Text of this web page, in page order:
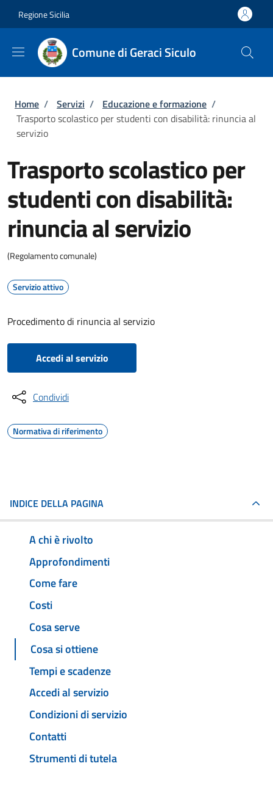
Regione Sicilia
Comune di Geraci Siculo
Briciole di pane
Home / Servizi / Educazione e formazione /
Trasporto scolastico per studenti con disabilità: rinuncia al
servizio
Trasporto scolastico per
studenti con disabilità:
rinuncia al servizio
(Regolamento comunale)
Servizio attivo
Procedimento di rinuncia al servizio
Accedi al servizio
Condividi
Normativa di riferimento
INDICE DELLA PAGINA
A chi è rivolto
Approfondimenti
Come fare
Costi
Cosa serve
Cosa si ottiene
Tempi e scadenze
Accedi al servizio
Condizioni di servizio
Contatti
Strumenti di tutela